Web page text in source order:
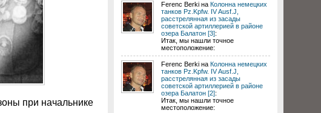
при начальнике
Ferenc Berki на Колонна немецких
танков Pz.Kpfw. IV Ausf.J,
расстрелянная из засады
советской артиллерией в районе
озера Балатон [3]:
Итак, мы нашли точное
местоположение:
Ferenc Berki на Колонна немецких
танков Pz.Kpfw. IV Ausf.J,
расстрелянная из засады
советской артиллерией в районе
озера Балатон [2]:
Итак, мы нашли точное
местоположение: